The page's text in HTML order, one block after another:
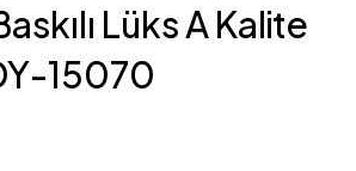
Lüks A Kalite
15070